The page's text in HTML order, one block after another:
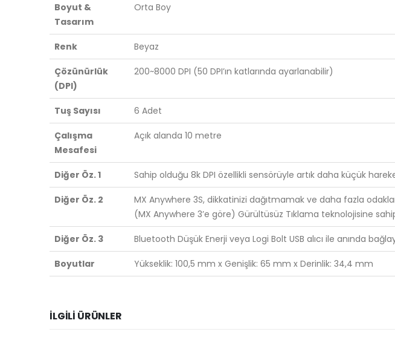
Boyut &
Tasarım
Orta Boy
Renk Beyaz
Çözünürlük
(DPI)
200~8000 DPI (50 DPI’ın katlarında ayarlanabilir)
Tuş Sayısı 6 Adet
Çalışma
Mesafesi
Açık alanda 10 metre
Diğer Öz. 1 Sahip olduğu 8k DPI özellikli sensörüyle artık daha küçük
Diğer Öz. 2
MX Anywhere 3S, dikkatinizi dağıtmamak ve daha fazla
(MX Anywhere 3’e göre) Gürültüsüz Tıklama teknolojisine
Diğer Öz. 3 Bluetooth Düşük Enerji veya Logi Bolt USB alıcı ile anında
Boyutlar Yükseklik: 100,5 mm x Genişlik: 65 mm x Derinlik: 34,4 mm
İLGILI ÜRÜNLER